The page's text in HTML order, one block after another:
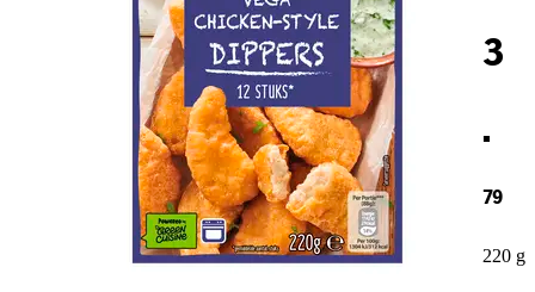
3
.
79
220 g